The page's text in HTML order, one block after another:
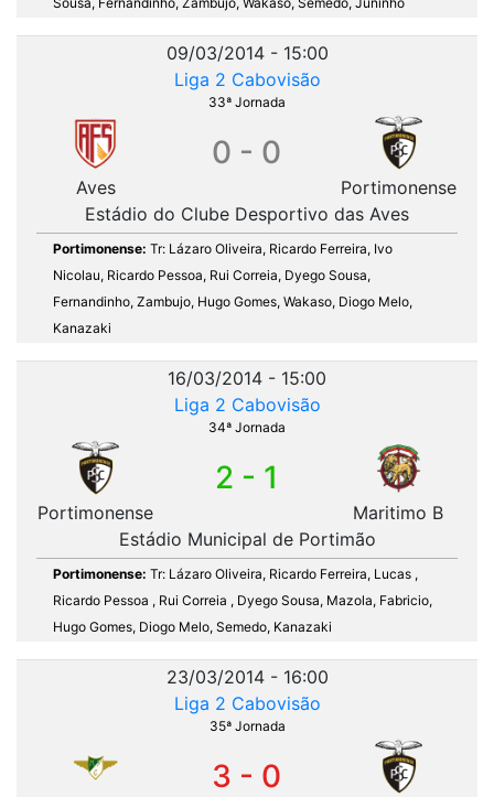
09/03/2014 - 15:00
Liga 2 Cabovisão
33ª Jornada
Aves
0 - 0
Portimonense
Estádio do Clube Desportivo das Aves
Portimonense: Tr: Lázaro Oliveira, Ricardo Ferreira, Ivo
Nicolau, Ricardo Pessoa, Rui Correia, Dyego Sousa,
Fernandinho, Zambujo, Hugo Gomes, Wakaso, Diogo Melo,
Kanazaki
16/03/2014 - 15:00
Liga 2 Cabovisão
34ª Jornada
Portimonense
2 - 1
Maritimo B
Estádio Municipal de Portimão
Portimonense: Tr: Lázaro Oliveira, Ricardo Ferreira, Lucas ,
Ricardo Pessoa , Rui Correia , Dyego Sousa, Mazola, Fabricio,
Hugo Gomes, Diogo Melo, Semedo, Kanazaki
23/03/2014 - 16:00
Liga 2 Cabovisão
35ª Jornada
3 - 0